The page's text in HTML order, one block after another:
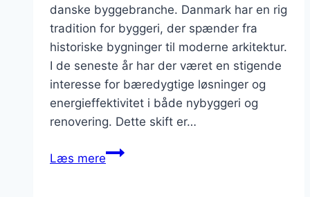
danske byggebranche. Danmark har en rig
tradition for byggeri, der spænder fra
historiske bygninger til moderne arkitektur.
I de seneste år har der været en stigende
interesse for bæredygtige løsninger og
energieffektivitet i både nybyggeri og
renovering. Dette skift er…
Læs mereHusbyggeri